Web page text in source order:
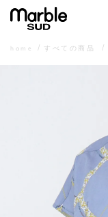
home すべての商品